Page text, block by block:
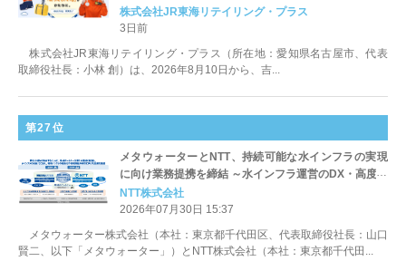
りげない鉄道エッセンスの入ったトラベルグッズ」新
発売
株式会社JR東海リテイリング・プラス
3日前
株式会社JR東海リテイリング・プラス（所在地：愛知県名古屋市、代表
取締役社長：小林 創）は、2026年8月10日から、吉...
第27位
メタウォーターとNTT、持続可能な水インフラの実現
に向け業務提携を締結 ～水インフラ運営のDX・高度化
と地域課題の解決に向けた協業を推進～
NTT株式会社
2026年07月30日 15:37
メタウォーター株式会社（本社：東京都千代田区、代表取締役社長：山口
賢二、以下「メタウォーター」）とNTT株式会社（本社：東京都千代田...